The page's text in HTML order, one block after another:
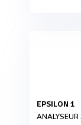
EPSILON 1
ANALYSEUR